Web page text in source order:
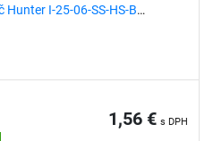
I-25-06-SS-HS-B
1,56 € s DPH